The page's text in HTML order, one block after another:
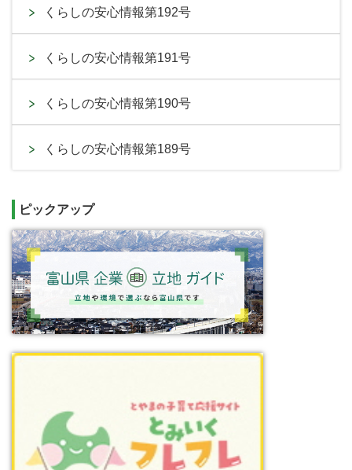
くらしの安心情報第192号
くらしの安心情報第191号
くらしの安心情報第190号
くらしの安心情報第189号
ピックアップ